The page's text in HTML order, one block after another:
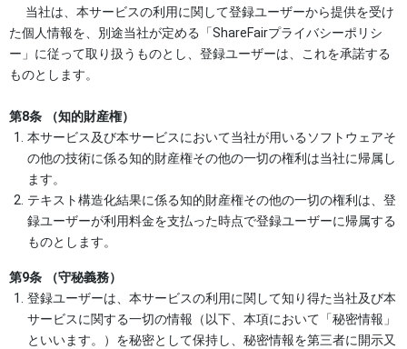
当社は、本サービスの利用に関して登録ユーザーから提供を受け
た個人情報を、別途当社が定める「ShareFairプライバシーポリシ
ー」に従って取り扱うものとし、登録ユーザーは、これを承諾する
ものとします。
第8条 （知的財産権）
本サービス及び本サービスにおいて当社が用いるソフトウェアそ
の他の技術に係る知的財産権その他の一切の権利は当社に帰属し
ます。
テキスト構造化結果に係る知的財産権その他の一切の権利は、登
録ユーザーが利用料金を支払った時点で登録ユーザーに帰属する
ものとします。
第9条 （守秘義務）
登録ユーザーは、本サービスの利用に関して知り得た当社及び本
サービスに関する一切の情報（以下、本項において「秘密情報」
といいます。）を秘密として保持し、秘密情報を第三者に開示又